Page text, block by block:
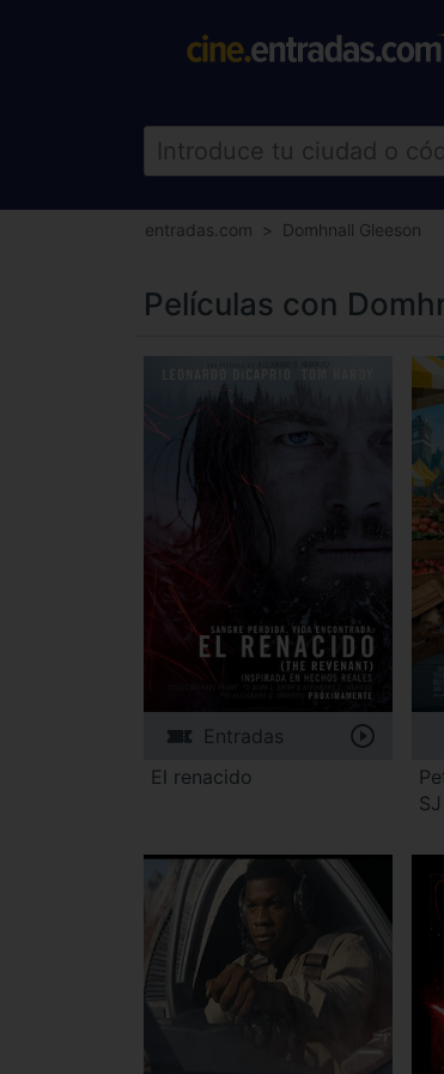
entradas.com Domhnall Gleeson
Películas con
Entradas
El renacido
SJ